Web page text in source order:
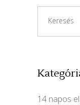
for:
14 napos